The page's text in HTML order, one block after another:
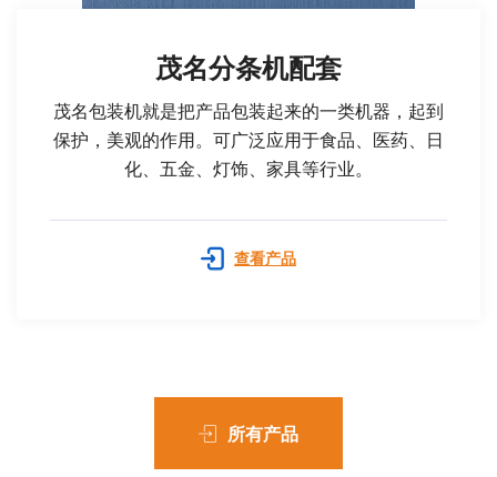
茂名分条机配套
茂名包装机就是把产品包装起来的一类机器，起到
保护，美观的作用。可广泛应用于食品、医药、日
化、五金、灯饰、家具等行业。
查看产品
所有产品